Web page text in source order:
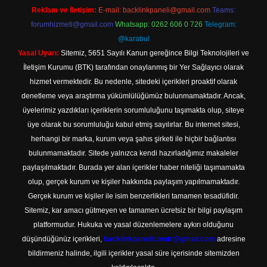
Reklam ve İletişim: E-mail: backlinkpaneli@gmail.com Teams:
forumhizmeti@gmail.com Whatsapp: 0262 606 0 726 Telegram:
@karabul
Yasal Uyarı: Sitemiz, 5651 Sayılı Kanun gereğince Bilgi Teknolojileri ve
İletişim Kurumu (BTK) tarafından onaylanmış bir Yer Sağlayıcı olarak
hizmet vermektedir. Bu nedenle, sitedeki içerikleri proaktif olarak
denetleme veya araştırma yükümlülüğümüz bulunmamaktadır. Ancak,
üyelerimiz yazdıkları içeriklerin sorumluluğunu taşımakta olup, siteye
üye olarak bu sorumluluğu kabul etmiş sayılırlar. Bu internet sitesi,
herhangi bir marka, kurum veya şahıs şirketi ile hiçbir bağlantısı
bulunmamaktadır. Sitede yalnızca kendi hazırladığımız makaleler
paylaşılmaktadır. Burada yer alan içerikler haber niteliği taşımamakta
olup, gerçek kurum ve kişiler hakkında paylaşım yapılmamaktadır.
Gerçek kurum ve kişiler ile isim benzerlikleri tamamen tesadüfidir.
Sitemiz, kar amacı gütmeyen ve tamamen ücretsiz bir bilgi paylaşım
platformudur. Hukuka ve yasal düzenlemelere aykırı olduğunu
düşündüğünüz içerikleri, backlinkpanelicomtr@gmail.com adresine
bildirmeniz halinde, ilgili içerikler yasal süre içerisinde sitemizden